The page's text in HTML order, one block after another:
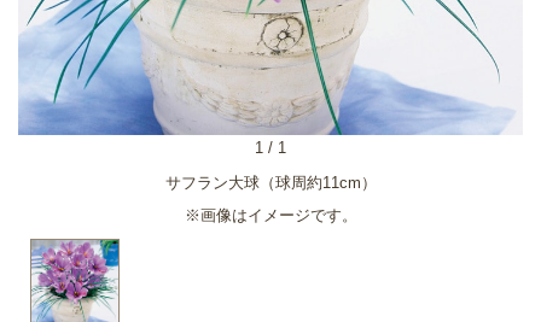
サフラン大球（球周約11cm）
※画像はイメージです。
1 / 1